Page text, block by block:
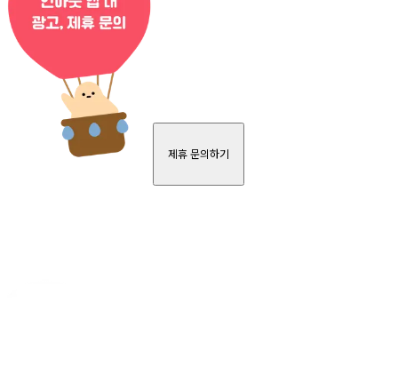
제휴 문의하기